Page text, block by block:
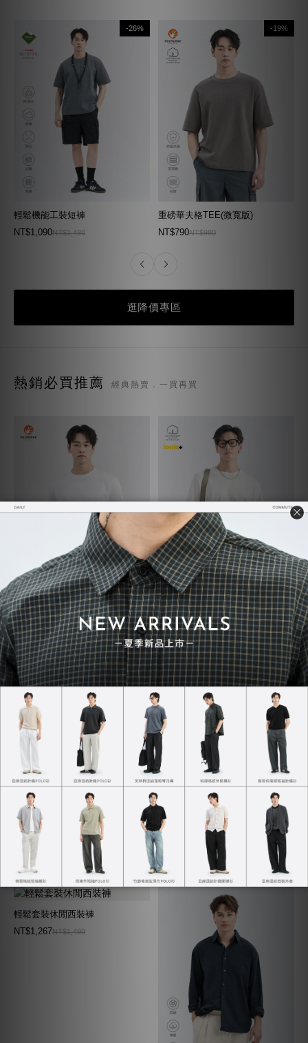
-26%
輕鬆機能工裝短褲
NT$1,090NT$1,480
-19%
重磅華夫格TEE(微寬版)
NT$790NT$980
逛降價專區
熱銷必買推薦 經典熱賣．一買再買
質感TEE 7.0
NT$730NT$780
超級重磅TEE
NT$748NT$850
全方位直筒長褲
NT$1,406
NT$1,480
輕鬆套裝西裝外套
NT$2,169
NT$2,290
輕鬆套裝休閒西裝褲
NT$1,267NT$1,490